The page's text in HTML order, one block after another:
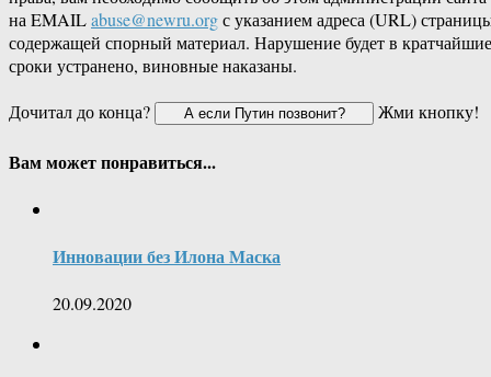
на EMAILabuse@newru.orgс указанием адреса (URL)
содержащей спорный материал. Нарушение будет в кратчайшие
сроки устранено, виновные наказаны.
Дочитал до конца?
Жми кнопку!
Вам может понравиться...
Инновации без Илона Маска
20.09.2020